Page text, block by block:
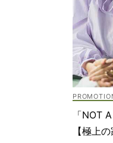
「NOT
【極上